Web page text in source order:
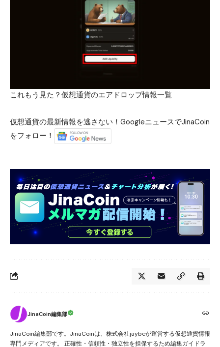
これもう見た？ 仮想通貨のエアドロップ情報一覧
仮想通貨の最新情報を逃さない！GoogleニュースでJinaCoin
をフォロー！
JinaCoin編集部
JinaCoin編集部です。JinaCoinは、株式会社jaybeが運営する仮想通貨情報
専門メディアです。 正確性・信頼性・独立性を担保するため編集ガイドラ